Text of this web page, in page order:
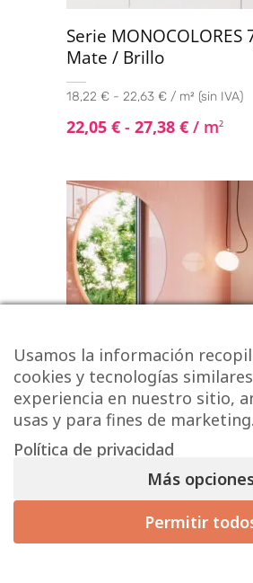
Serie MONOCOLORES
Mate / Brillo
18,22 € - 22,63 € / m² (sin IVA)
22,05 € - 27,38 € / m2
Serie MONOCOLORES
Mate / Brillo
Usamos la información
cookies y tecnologías
experiencia en nuestro sitio,
usas y para fines de marketing.
Política de privacidad
Más
Permitir